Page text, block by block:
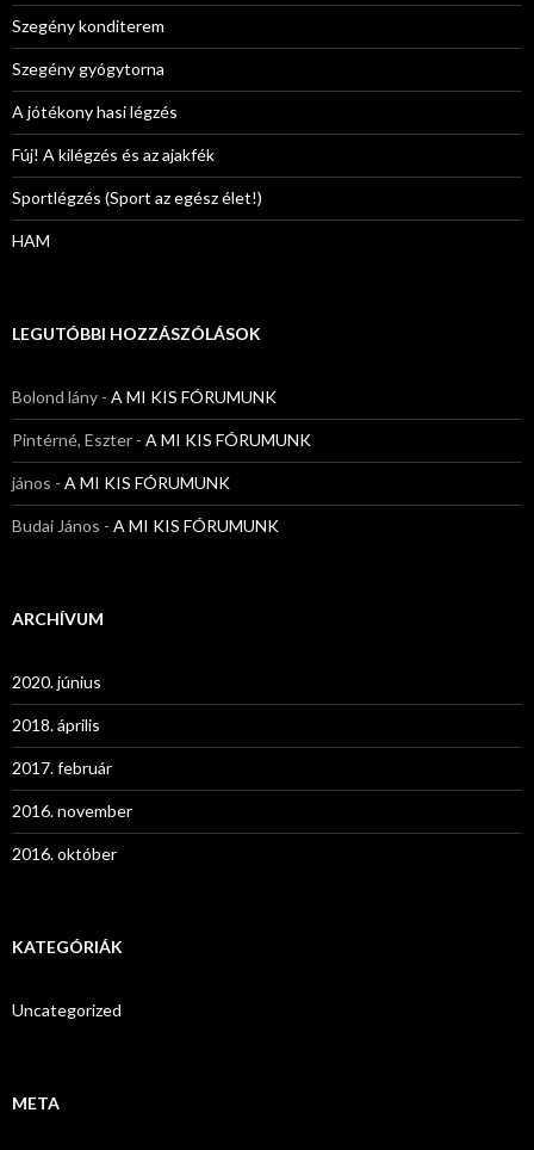
Szegény konditerem
Szegény gyógytorna
A jótékony hasi légzés
Fúj! A kilégzés és az ajakfék
Sportlégzés (Sport az egész élet!)
HAM
LEGUTÓBBI HOZZÁSZÓLÁSOK
Bolond lány - A MI KIS FÓRUMUNK
Pintérné, Eszter - A MI KIS FÓRUMUNK
jános - A MI KIS FÓRUMUNK
Budai János - A MI KIS FÓRUMUNK
ARCHÍVUM
2020. június
2018. április
2017. február
2016. november
2016. október
KATEGÓRIÁK
Uncategorized
META